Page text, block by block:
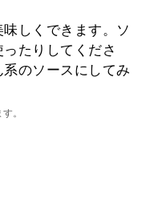
しくできます。ソ
たりしてくださ
のソースにしてみ
。